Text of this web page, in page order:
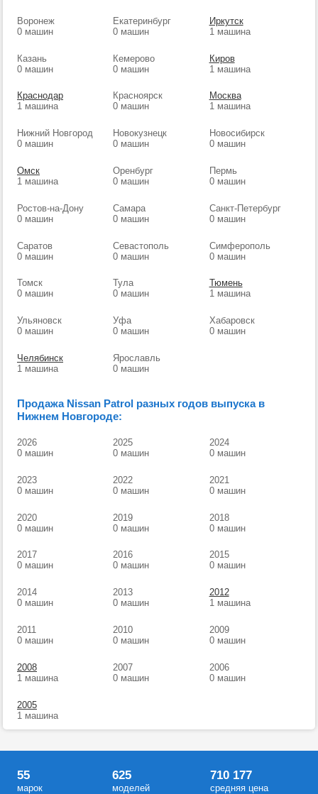
Воронеж
0 машин
Екатеринбург
0 машин
Иркутск
1 машина
Казань
0 машин
Кемерово
0 машин
Киров
1 машина
Краснодар
1 машина
Красноярск
0 машин
Москва
1 машина
Нижний Новгород
0 машин
Новокузнецк
0 машин
Новосибирск
0 машин
Омск
1 машина
Оренбург
0 машин
Пермь
0 машин
Ростов-на-Дону
0 машин
Самара
0 машин
Санкт-Петербург
0 машин
Саратов
0 машин
Севастополь
0 машин
Симферополь
0 машин
Томск
0 машин
Тула
0 машин
Тюмень
1 машина
Ульяновск
0 машин
Уфа
0 машин
Хабаровск
0 машин
Челябинск
1 машина
Ярославль
0 машин
Продажа Nissan Patrol разных годов выпуска в
Нижнем Новгороде:
2026
0 машин
2025
0 машин
2024
0 машин
2023
0 машин
2022
0 машин
2021
0 машин
2020
0 машин
2019
0 машин
2018
0 машин
2017
0 машин
2016
0 машин
2015
0 машин
2014
0 машин
2013
0 машин
2012
1 машина
2011
0 машин
2010
0 машин
2009
0 машин
2008
1 машина
2007
0 машин
2006
0 машин
2005
1 машина
55
марок
625
моделей
710 177
средняя цена